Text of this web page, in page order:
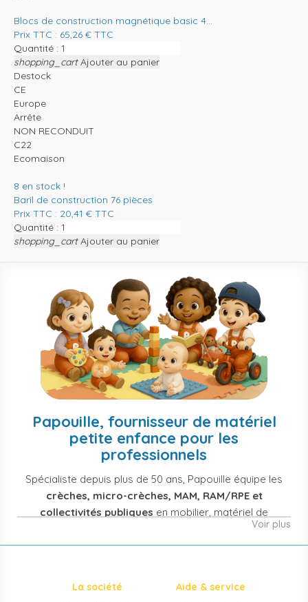
Blocs de construction magnétique basic 4...
Prix TTC : 65,26 € TTC
Quantité :
shopping_cart Ajouter au panier
Destock
CE
Europe
Arrête
NON RECONDUIT
C22
Ecomaison
8 en stock !
Baril de construction 76 pièces
Prix TTC : 20,41 € TTC
Quantité :
shopping_cart Ajouter au panier
Papouille, fournisseur de matériel
petite enfance pour les
professionnels
Spécialiste depuis plus de 50 ans, Papouille équipe les
crèches, micro-crèches, MAM, RAM/RPE et
collectivités publiques en mobilier, matériel de
puériculture, jouets et équipement pour structures
d'accueil de la petite enfance. Notre offre couvre
cabinets infirmiers).
Voir plus
La société Aide & service